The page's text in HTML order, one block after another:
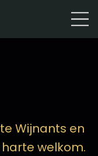
Wijnants en
welkom.